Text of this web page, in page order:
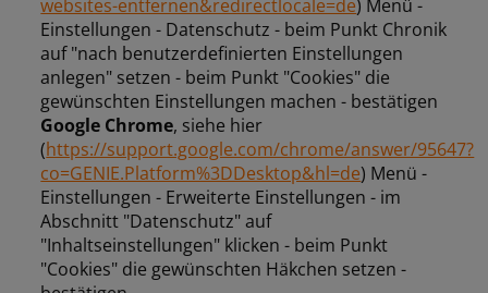
websites-entfernen&redirectlocale=de) Menü -
Einstellungen - Datenschutz - beim Punkt Chronik
auf "nach benutzerdefinierten Einstellungen
anlegen" setzen - beim Punkt "Cookies" die
gewünschten Einstellungen machen - bestätigen
Google Chrome, siehe hier
(https://support.google.com/chrome/answer/95647?
co=GENIE.Platform%3DDesktop&hl=de) Menü -
Einstellungen - Erweiterte Einstellungen - im
Abschnitt "Datenschutz" auf
"Inhaltseinstellungen" klicken - beim Punkt
"Cookies" die gewünschten Häkchen setzen -